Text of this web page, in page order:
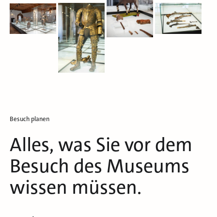
Besuch planen
Alles, was Sie vor dem
Besuch des Museums
wissen müssen.